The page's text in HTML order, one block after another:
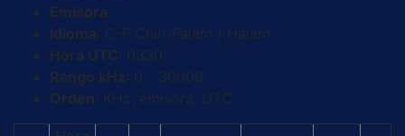
Emisora:
Idioma: C-F Chin-Falam / Halam
Hora UTC: 0330
Rango kHz: 0 - 30000
Orden: KHz, emisora, UTC